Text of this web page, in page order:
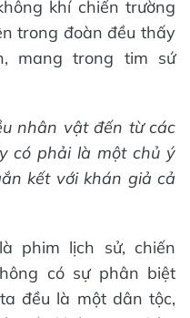
khí chiến trường
trong đoàn đều thấy
mang trong tim sứ
nhân vật đến từ các
có phải là một chủ ý
kết với khán giả cả
phim lịch sử, chiến
có sự phân biệt
đều là một dân tộc,